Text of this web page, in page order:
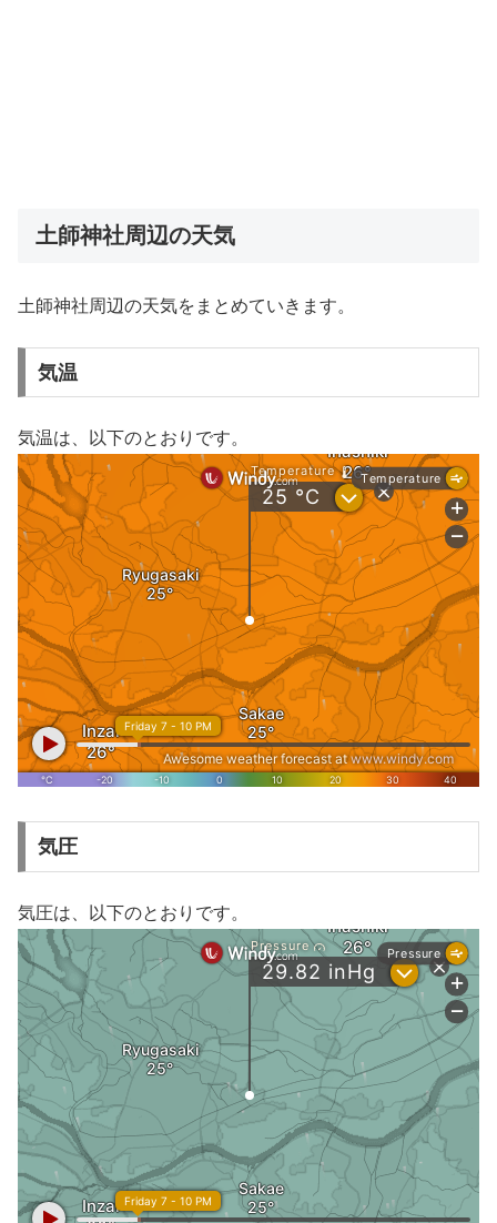
土師神社周辺の天気
土師神社周辺の天気をまとめていきます。
気温
気温は、以下のとおりです。
気圧
気圧は、以下のとおりです。